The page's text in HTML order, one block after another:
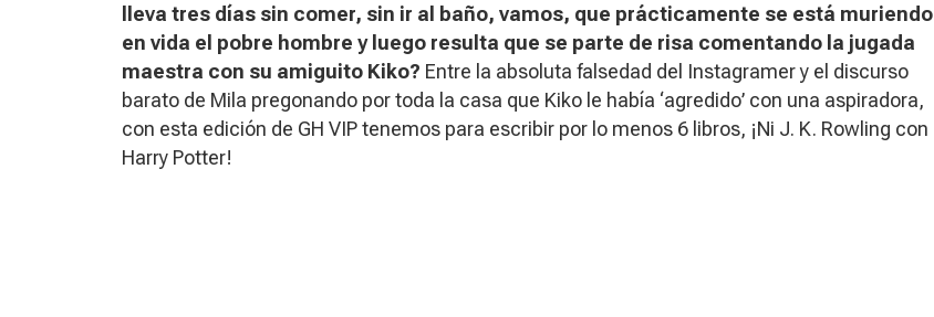
lleva tres días sin comer, sin ir al baño, vamos, que prácticamente se está muriendo
en vida el pobre hombre y luego resulta que se parte de risa comentando la jugada
maestra con su amiguito Kiko? Entre la absoluta falsedad del Instagramery el discurso
barato de Mila pregonando por toda la casa que Kiko le había ‘agredido’ con una aspiradora,
con esta edición de GH VIP tenemos para escribir por lo menos 6 libros, ¡Ni J. K. Rowling con
Harry Potter!